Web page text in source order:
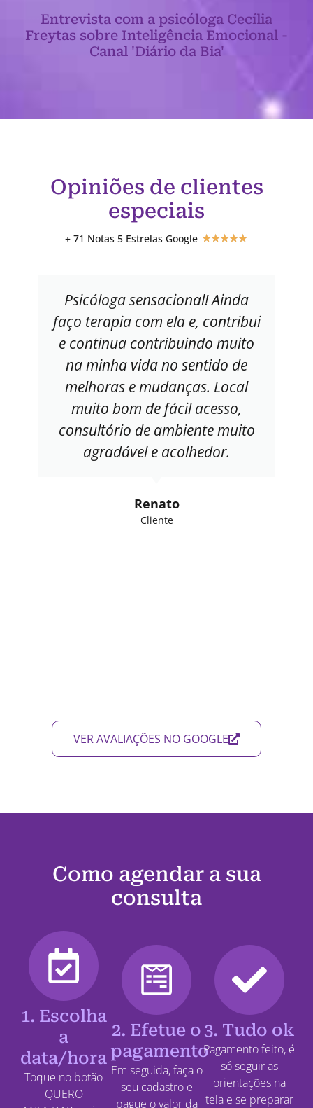
Entrevista com a psicóloga Cecília
Freytas sobre Inteligência Emocional -
Canal 'Diário da Bia'
Opiniões de clientes
especiais
+ 71 Notas 5 Estrelas Google ★★★★★
Psicóloga sensacional! Ainda
faço terapia com ela e, contribui
e continua contribuindo muito
na minha vida no sentido de
melhoras e mudanças. Local
muito bom de fácil acesso,
consultório de ambiente muito
agradável e acolhedor.
Renato
Cliente
VER AVALIAÇÕES NO GOOGLE
Como agendar a sua
consulta
1. Escolha
a
data/hora
Toque no botão
QUERO
2. Efetue o
pagamento
Em seguida, faça o
seu cadastro e
pague o valor da
3. Tudo ok
Pagamento feito, é
só seguir as
orientações na
tela e se preparar